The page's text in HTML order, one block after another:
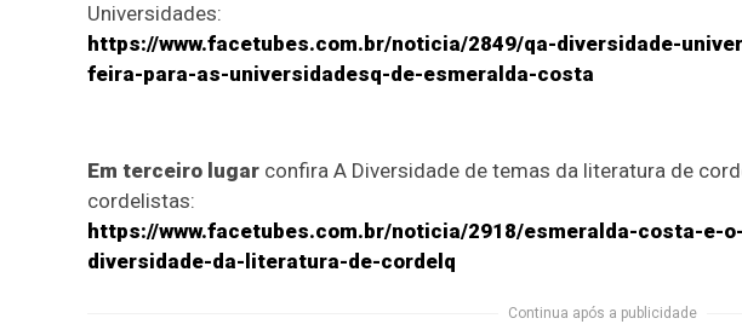
Universidades:
https://www.facetubes.com.br/noticia/2849/qa-diversidade-
feira-para-as-universidadesq-de-esmeralda-costa
Em terceiro lugar confira A Diversidade de temas da literatura de
cordelistas:
https://www.facetubes.com.br/noticia/2918/esmeralda-costa-
diversidade-da-literatura-de-cordelq
Continua após a publicidade